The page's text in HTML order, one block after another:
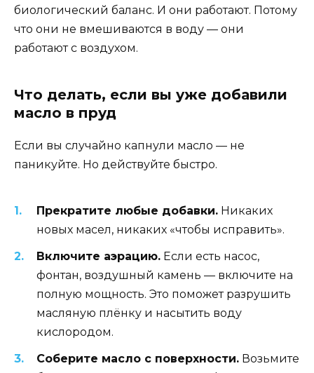
биологический баланс. И они работают. Потому
что они не вмешиваются в воду — они
работают с воздухом.
Что делать, если вы уже добавили
масло в пруд
Если вы случайно капнули масло — не
паникуйте. Но действуйте быстро.
Прекратите любые добавки. Никаких
новых масел, никаких «чтобы исправить».
Включите аэрацию. Если есть насос,
фонтан, воздушный камень — включите на
полную мощность. Это поможет разрушить
масляную плёнку и насытить воду
кислородом.
Соберите масло с поверхности. Возьмите